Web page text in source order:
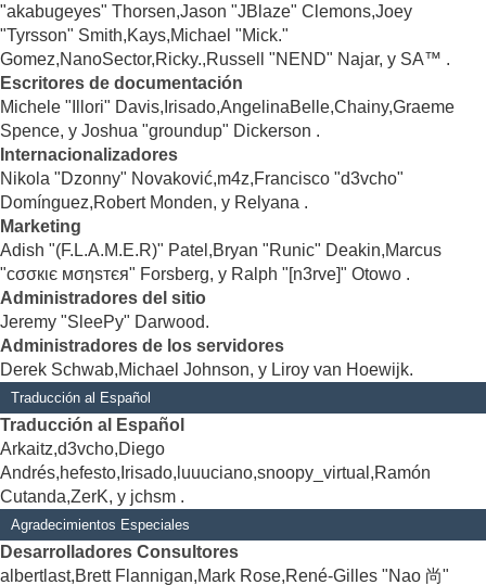
"akabugeyes" Thorsen,Jason "JBlaze" Clemons,Joey
"Tyrsson" Smith,Kays,Michael "Mick."
Gomez,NanoSector,Ricky.,Russell "NEND" Najar, y SA™ .
Escritores de documentación
Michele "Illori" Davis,Irisado,AngelinaBelle,Chainy,Graeme
Spence, y Joshua "groundup" Dickerson .
Internacionalizadores
Nikola "Dzonny" Novaković,m4z,Francisco "d3vcho"
Domínguez,Robert Monden, y Relyana .
Marketing
Adish "(F.L.A.M.E.R)" Patel,Bryan "Runic" Deakin,Marcus
"cσσкιє мσηѕтєя" Forsberg, y Ralph "[n3rve]" Otowo .
Administradores del sitio
Jeremy "SleePy" Darwood.
Administradores de los servidores
Derek Schwab,Michael Johnson, y Liroy van Hoewijk.
Traducción al Español
Traducción al Español
Arkaitz,d3vcho,Diego
Andrés,hefesto,Irisado,luuuciano,snoopy_virtual,Ramón
Cutanda,ZerK, y jchsm .
Agradecimientos Especiales
Desarrolladores Consultores
albertlast,Brett Flannigan,Mark Rose,René-Gilles "Nao 尚"